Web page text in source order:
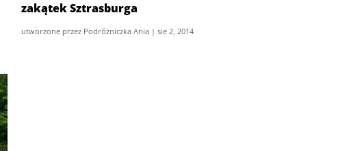
zakątek Sztrasburga
utworzone przez Podróżniczka Ania| sie 2, 2014